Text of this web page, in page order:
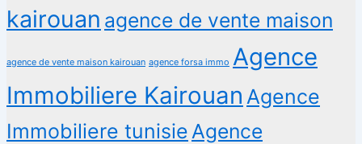
kairouan agence de vente maison
agence de vente maison kairouan agence forsa immo Agence
Immobiliere Kairouan Agence
Immobiliere tunisie Agence